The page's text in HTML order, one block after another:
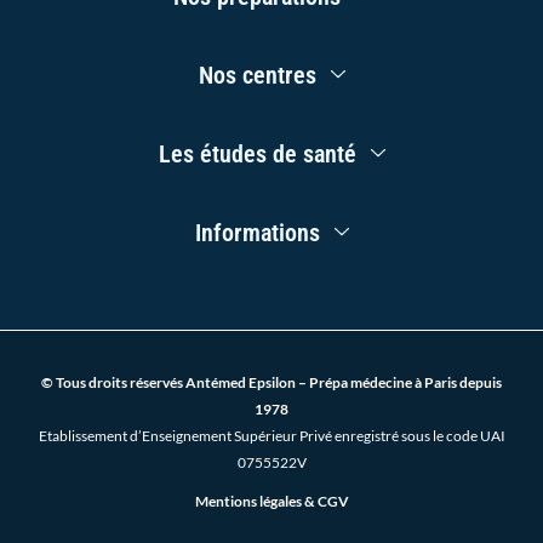
k
a
n
Menu
Main
Menu
Nos centres
Main
Menu
Les études de santé
Main
Menu
Informations
© Tous droits réservés Antémed Epsilon – Prépa médecine à Paris depuis
1978
Etablissement d’Enseignement Supérieur Privé enregistré sous le code UAI
0755522V
Mentions légales & CGV